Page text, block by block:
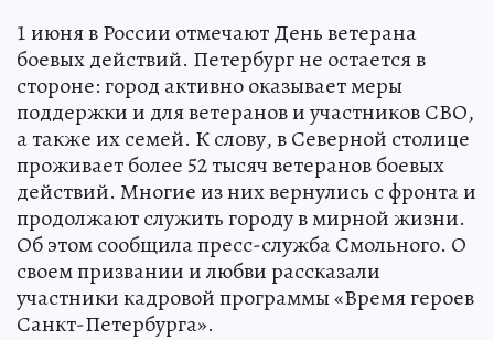
1 июня в России отмечают День ветерана
боевых действий. Петербург не остается в
стороне: город активно оказывает меры
поддержки и для ветеранов и участников СВО,
а также их семей. К слову, в Северной столице
проживает более 52 тысяч ветеранов боевых
действий. Многие из них вернулись с фронта и
продолжают служить городу в мирной жизни.
Об этом сообщила пресс-служба Смольного. О
своем призвании и любви рассказали
участники кадровой программы «Время героев
Санкт-Петербурга».